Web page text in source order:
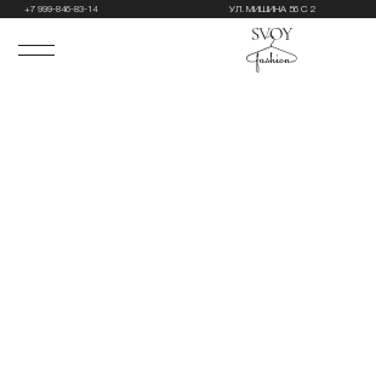
УЛ. МИШИНА 56 С 2
+7 999-846-83-14